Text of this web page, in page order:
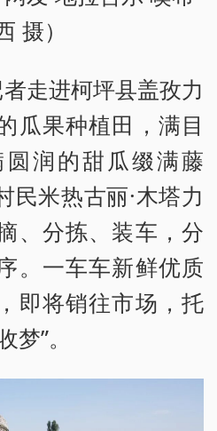
摄）
走进柯坪县盖孜力
瓜果种植田，满目
润的甜瓜缀满藤
民米热古丽·木塔力
、分拣、装车，分
。一车车新鲜优质
即将销往市场，托
”。